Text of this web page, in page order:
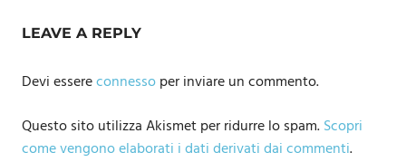
LEAVE A REPLY
Devi essereconnessoper inviare un commento.
Questo sito utilizza Akismet per ridurre lo spam.Scopri
come vengono elaborati i dati derivati dai commenti.